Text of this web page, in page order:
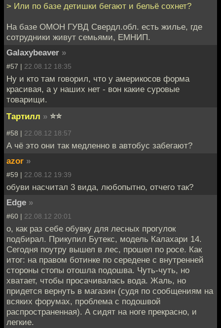
> Или по базе детишки бегают и бельё сохнет?
На базе ОМОН ГУВД Свердл.обл. есть жилье, где
сотрудники живут семьями, ЕМНИП.
Galaxybeaver »
#57 | 22.08.12 18:35
Ну и кто там говорил, что у америкосов форма
красивая, а у наших нет - вон какие суровые
товарищи.
Тартилл » ⭐⭐
#58 | 22.08.12 18:57
А чё это они так медленно в автобус забегают?
azor »
#59 | 22.08.12 19:39
обуви насчитал 3 вида, любопытно, отчего так?
Edge »
#60 | 22.08.12 20:01
о, как раз себе обувку для лесных прогулок
подбирал. Прикупил Бутекс, модель Калахари 14.
Сегодня поутру вышел в лес, прошел по росе. Как
итог: на правом ботинке по середене с внутренней
стороны стопы отошла подошва. Чуть-чуть, но
хватает, чтобы просачивалась вода. Жаль, но
придется вернуть в магазин (судя по сообщениям на
всяких форумах, проблема с подошвой
распространенная). А сидят на ноге прекрасно, и
легкие.